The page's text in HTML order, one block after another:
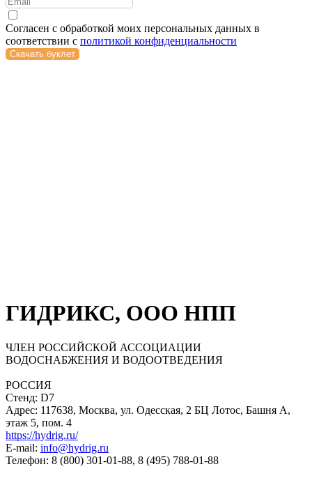
Согласен с обработкой моих персональных данных в
соответствии с политикой конфиденциальности
Скачать буклет
ГИДРИКС, ООО НПП
ЧЛЕН РОССИЙСКОЙ АССОЦИАЦИИ
ВОДОСНАБЖЕНИЯ И ВОДООТВЕДЕНИЯ
РОССИЯ
Стенд: D7
Адрес: 117638, Москва, ул. Одесская, 2 БЦ Лотос, Башня А,
этаж 5, пом. 4
https://hydrig.ru/
E-mail: info@hydrig.ru
Телефон: 8 (800) 301-01-88, 8 (495) 788-01-88